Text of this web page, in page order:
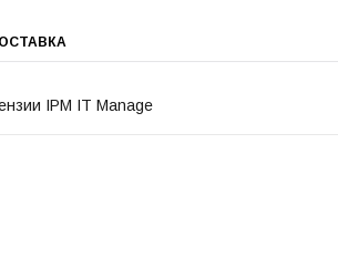
IPM IT Manage